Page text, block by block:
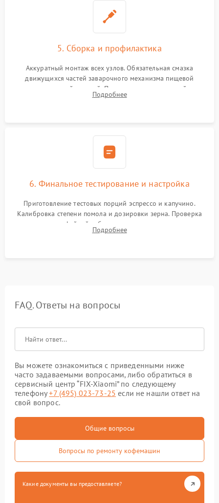
5. Сборка и профилактика
Аккуратный монтаж всех узлов. Обязательная смазка
движущихся частей заварочного механизма пищевой
силиконовой смазкой. Проведение программной
декальцинации и очистки системы от кофейных масел.
Подробнее
6. Финальное тестирование и настройка
Приготовление тестовых порций эспрессо и капучино.
Калибровка степени помола и дозировки зерна. Проверка
плотности кофейной таблетки, температуры напитка и
качества молочной пены. Контроль отсутствия посторонних
Подробнее
FAQ. Ответы на вопросы
Вы можете ознакомиться с приведенными ниже
часто задаваемыми вопросами, либо обратиться в
сервисный центр “FIX-Xiaomi” по следующему
телефону+7 (495) 023-73-25 если не нашли ответ на
свой вопрос.
Общие вопросы
Вопросы по ремонту кофемашин
Какие документы вы предоставляете?